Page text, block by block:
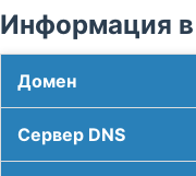
Информация в
Домен
Сервер DNS